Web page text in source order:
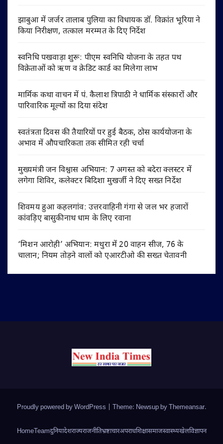
झाबुआ में जर्जर तालाब पुलिया का विधायक डॉ. विक्रांत भूरिया ने
किया निरीक्षण, तत्काल मरम्मत के दिए निर्देश
स्वनिधि पखवाड़ा शुरू: पीएम स्वनिधि योजना के तहत पथ
विक्रेताओं को ऋण व क्रेडिट कार्ड का मिलेगा लाभ
मार्मिक कथा वाचन में पं. कैलाश त्रिपाठी ने धार्मिक संस्कारों और
पारिवारिक मूल्यों का दिया संदेश
स्वतंत्रता दिवस की तैयारियों पर हुई बैठक, ठोस कार्ययोजना के
अभाव में औपचारिकता तक सीमित रही चर्चा
मुख्यमंत्री जन विश्वास अभियान: 7 अगस्त को बदेरा क्लस्टर में
लगेगा शिविर, कलेक्टर बिदिशा मुखर्जी ने दिए सख्त निर्देश
शिवमय हुआ कहलगांव: उत्तरवाहिनी गंगा से जल भर हजारों
कांवड़िए बासुकीनाथ धाम के लिए रवाना
‘मिशन आरोही’ अभियान: मथुरा में 20 वाहन सीज, 76 के
चालान; नियम तोड़ने वालों को एआरटीओ की सख्त चेतावनी
Proudly powered by WordPress Theme: Newsup byThemeansar.
HomeTeamदुनियादेशराज्यराजनीतिभ्रष्टाचारअपराधशिक्षासमाजस्वास्थ्यखेलविज्ञापन